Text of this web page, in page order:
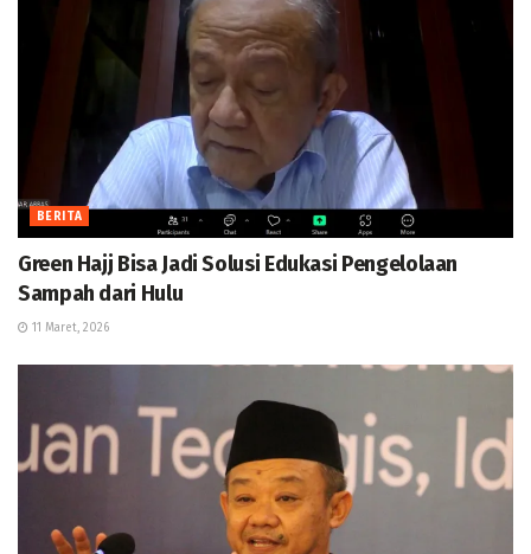
BERITA
Green Hajj Bisa Jadi Solusi Edukasi Pengelolaan
Sampah dari Hulu
11 Maret, 2026